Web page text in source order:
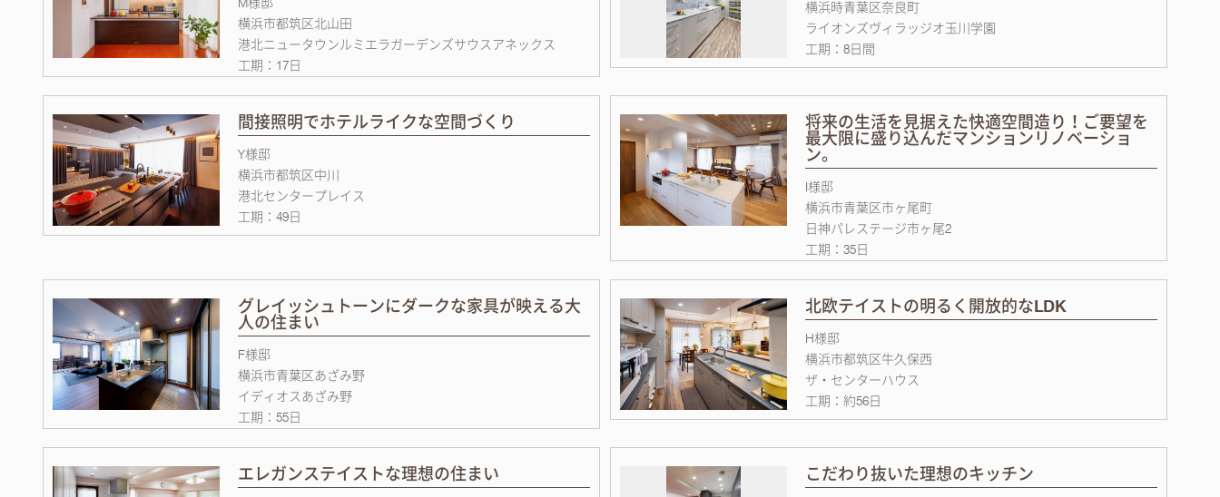
横浜市都筑区北山田
港北ニュータウンルミエラガーデンズサウスアネックス
工期：17日
横浜時青葉区奈良町
ライオンズヴィラッジオ玉川学園
工期：8日間
間接照明でホテルライクな空間づくり
Y様邸
横浜市都筑区中川
港北センタープレイス
工期：49日
将来の生活を見据えた快適空間造り！ご要望を
最大限に盛り込んだマンションリノベーショ
ン。
I様邸
横浜市青葉区市ヶ尾町
日神パレステージ市ヶ尾2
工期：35日
グレイッシュトーンにダークな家具が映える大
人の住まい
F様邸
横浜市青葉区あざみ野
イディオスあざみ野
工期：55日
北欧テイストの明るく開放的なLDK
H様邸
横浜市都筑区牛久保西
ザ・センターハウス
工期：約56日
エレガンステイストな理想の住まい こだわり抜いた理想のキッチン